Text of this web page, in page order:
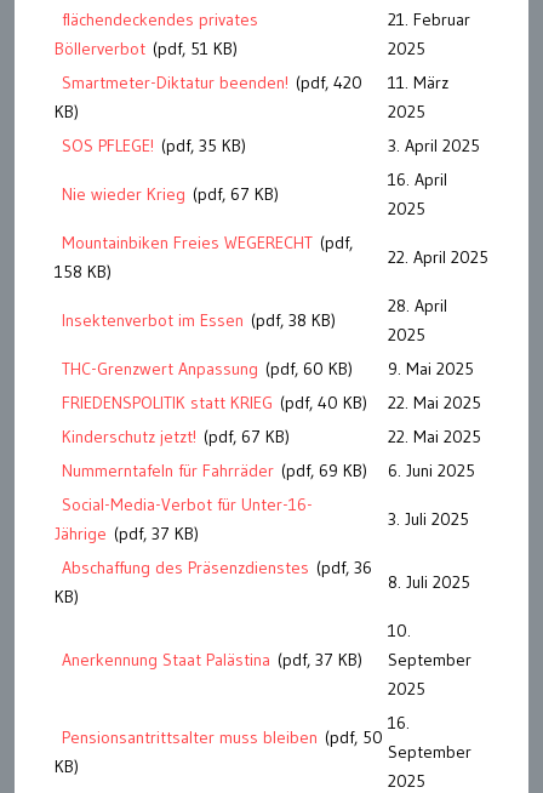
flächendeckendes privates
Böllerverbot (pdf, 51 KB)
21. Februar
2025
Smartmeter-Diktatur beenden! (pdf, 420
KB)
11. März
2025
SOS PFLEGE! (pdf, 35 KB) 3. April 2025
Nie wieder Krieg (pdf, 67 KB)
16. April
2025
Mountainbiken Freies WEGERECHT (pdf,
158 KB)
22. April 2025
Insektenverbot im Essen (pdf, 38 KB)
28. April
2025
THC-Grenzwert Anpassung (pdf, 60 KB)
9. Mai 2025
FRIEDENSPOLITIK statt KRIEG (pdf, 40 KB)
22. Mai 2025
Kinderschutz jetzt! (pdf, 67 KB)
22. Mai 2025
Nummerntafeln für Fahrräder (pdf, 69 KB)
6. Juni 2025
Social-Media-Verbot für Unter-16-
Jährige (pdf, 37 KB)
3. Juli 2025
Abschaffung des Präsenzdienstes (pdf, 36
KB)
8. Juli 2025
Anerkennung Staat Palästina (pdf, 37 KB)
10.
September
2025
Pensionsantrittsalter muss bleiben (pdf, 50
KB)
16.
September
2025